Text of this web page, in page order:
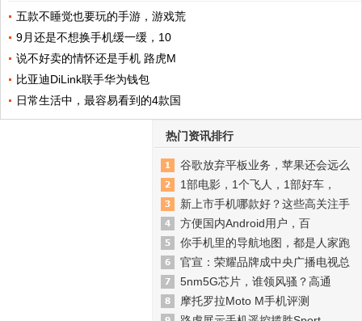
五款不睡觉也要玩的手游，游戏荒
9月还是不想换手机缓一缓，10
说不好卖的情怀还是手机 路虎M
比亚迪DiLink联手华为钱包
日常生活中，最容易看到的4款国
热门资讯排行
谷歌放弃平板业务，苹果还会远么
1部电影，1个飞人，1部好车，
新上市手机哪款好？这些高关注手
方便国内Android用户，百
你手机里的导航地图，都是人家跑
官宣：荣耀品牌成中央广播电视总
5nm5G芯片，谁领风骚？高通
摩托罗拉Moto M手机评测